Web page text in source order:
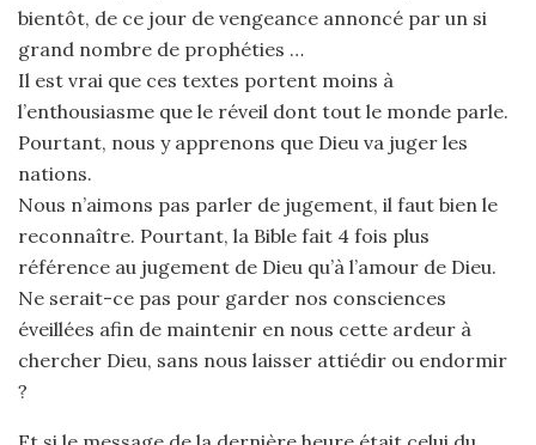
bientôt, de ce jour de vengeance annoncé par un si
grand nombre de prophéties …
Il est vrai que ces textes portent moins à
l’enthousiasme que le réveil dont tout le monde parle.
Pourtant, nous y apprenons que Dieu va juger les
nations.
Nous n’aimons pas parler de jugement, il faut bien le
reconnaître. Pourtant, la Bible fait 4 fois plus
référence au jugement de Dieu qu’à l’amour de Dieu.
Ne serait-ce pas pour garder nos consciences
éveillées afin de maintenir en nous cette ardeur à
chercher Dieu, sans nous laisser attiédir ou endormir
?